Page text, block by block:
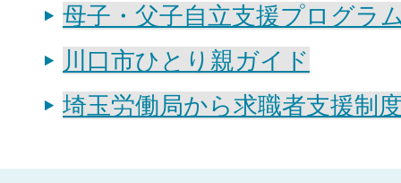
母子・父子自立支援プログラ
川口市ひとり親ガイド
埼玉労働局から求職者支援制